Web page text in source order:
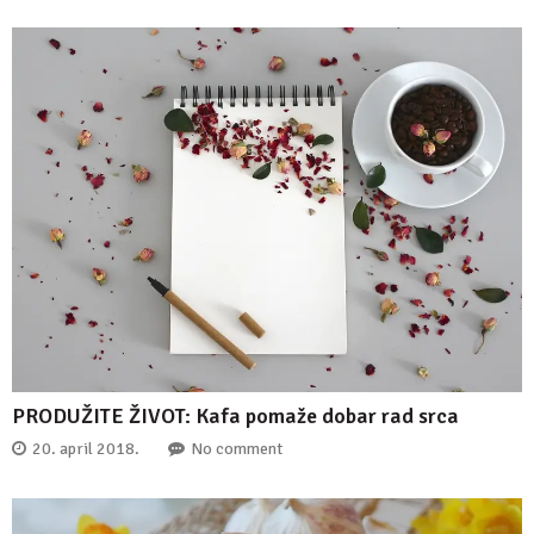
PRODUŽITE ŽIVOT: Kafa pomaže dobar rad srca
20. april 2018. No comment